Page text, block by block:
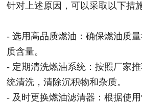
针对上述原因，可以采取以下措
- 选用高品质燃油：确保燃油质
质含量。
- 定期清洗燃油系统：按照厂家
统清洗，清除沉积物和杂质。
- 及时更换燃油滤清器：根据使